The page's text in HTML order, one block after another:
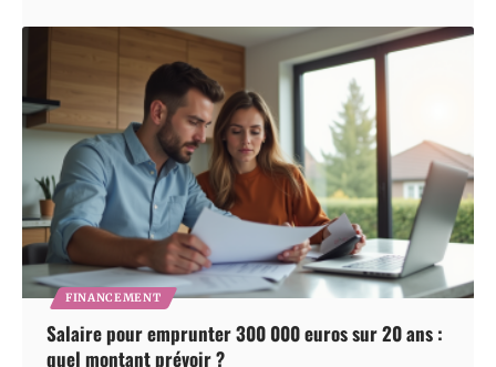
FINANCEMENT
Salaire pour emprunter 300 000 euros sur 20 ans :
quel montant prévoir ?